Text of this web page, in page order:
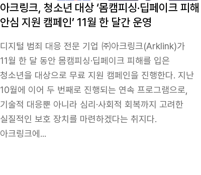
아크링크, 청소년 대상 ‘몸캠피싱·딥페이크 피해
안심 지원 캠페인’ 11월 한 달간 운영
디지털 범죄 대응 전문 기업 ㈜아크링크(Arklink)가
11월 한 달 동안 몸캠피싱·딥페이크 피해를 입은
청소년을 대상으로 무료 지원 캠페인을 진행한다. 지난
10월에 이어 두 번째로 진행되는 연속 프로그램으로,
기술적 대응뿐 아니라 심리·사회적 회복까지 고려한
실질적인 보호 장치를 마련하겠다는 취지다.
아크링크에...